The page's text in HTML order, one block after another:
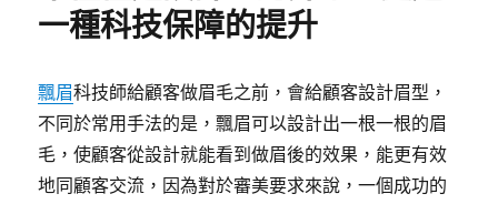
一種科技保障的提升
飄眉科技師給顧客做眉毛之前，會給顧客設計眉型，
不同於常用手法的是，飄眉可以設計出一根一根的眉
毛，使顧客從設計就能看到做眉後的效果，能更有效
地同顧客交流，因為對於審美要求來說，一個成功的